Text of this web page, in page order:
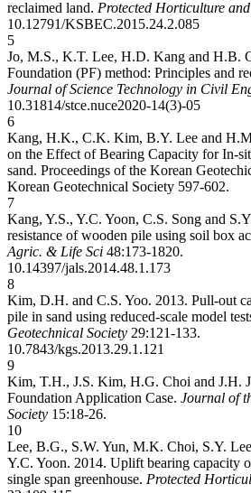
reclaimed land. Protected Horticulture
10.12791/KSBEC.2015.24.2.085
5
Jo, M.S., K.T. Lee, H.D. Kang and H.B.
Foundation (PF) method: Principles and
Journal of Science Technology in Civil
10.31814/stce.nuce2020-14(3)-05
6
Kang, H.K., C.K. Kim, B.Y. Lee and
on the Effect of Bearing Capacity for In-
sand. Proceedings of the Korean
Korean Geotechnical Society 597-602.
7
Kang, Y.S., Y.C. Yoon, C.S. Song and
resistance of wooden pile using soil box
Agric. & Life Sci 48:173-1820.
10.14397/jals.2014.48.1.173
8
Kim, D.H. and C.S. Yoo. 2013. Pull-out
pile in sand using reduced-scale model
Geotechnical Society 29:121-133.
10.7843/kgs.2013.29.1.121
9
Kim, T.H., J.S. Kim, H.G. Choi and J.H.
Foundation Application Case. Journal of
Society 15:18-26.
10
Lee, B.G., S.W. Yun, M.K. Choi, S.Y.
Y.C. Yoon. 2014. Uplift bearing capacity
single span greenhouse. Protected